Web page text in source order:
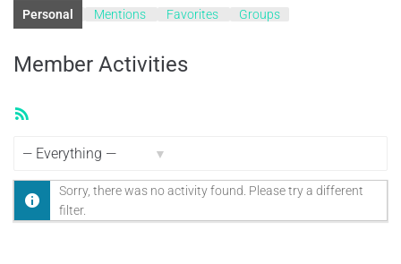
Personal Mentions Favorites Groups
Member Activities
Sorry, there was no activity found. Please try a different
filter.